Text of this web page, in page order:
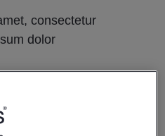
consectetur
dolor